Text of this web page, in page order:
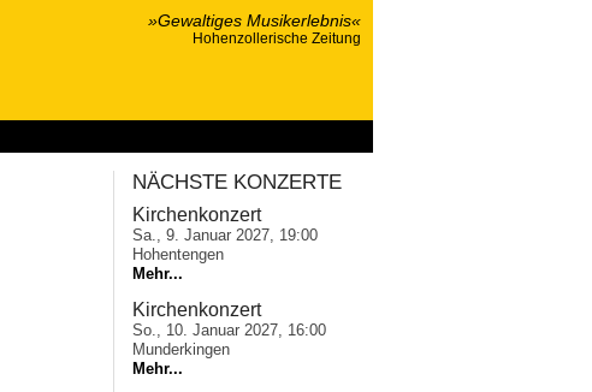
»Gewaltiges Musikerlebnis«
Hohenzollerische Zeitung
NÄCHSTE KONZERTE
Kirchenkonzert
Sa., 9. Januar 2027, 19:00
Hohentengen
Mehr...
Kirchenkonzert
So., 10. Januar 2027, 16:00
Munderkingen
Mehr...